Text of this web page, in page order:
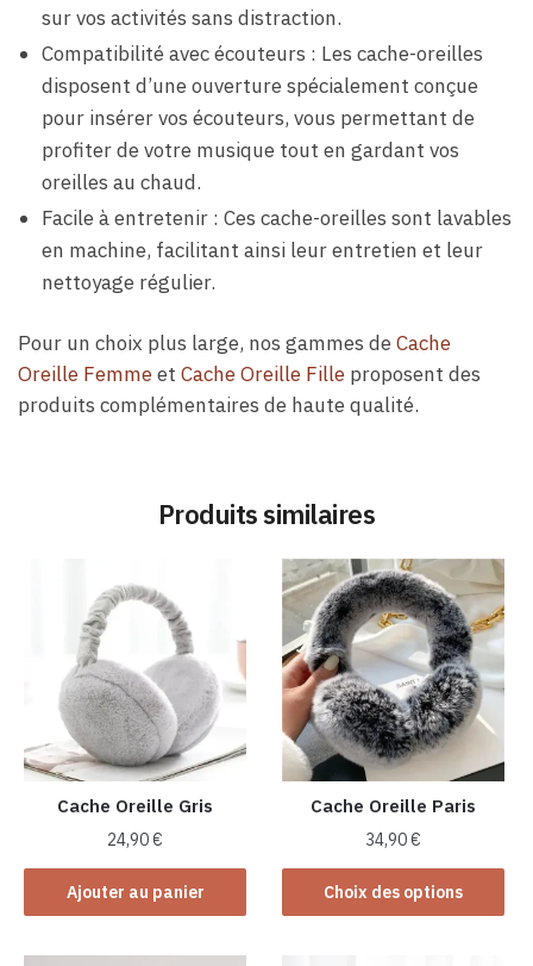
sur vos activités sans distraction.
Compatibilité avec écouteurs : Les cache-oreilles
disposent d’une ouverture spécialement conçue
pour insérer vos écouteurs, vous permettant de
profiter de votre musique tout en gardant vos
oreilles au chaud.
Facile à entretenir : Ces cache-oreilles sont lavables
en machine, facilitant ainsi leur entretien et leur
nettoyage régulier.
Pour un choix plus large, nos gammes deCache
Oreille Femmeet Cache Oreille Fille proposent des
produits complémentaires de haute qualité.
Produits similaires
Cache Oreille Gris
24,90€
Ajouter au panier
Cache Oreille Paris
34,90€
Choix des options
Ce
produit